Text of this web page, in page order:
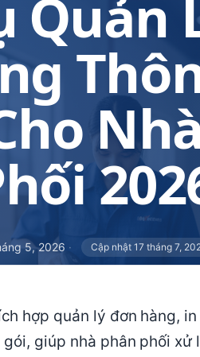
Quản
Nhà
5, 2026 · Cập nhật 17 tháng 7,
hợp quản lý đơn hàng,
giúp nhà phân phối